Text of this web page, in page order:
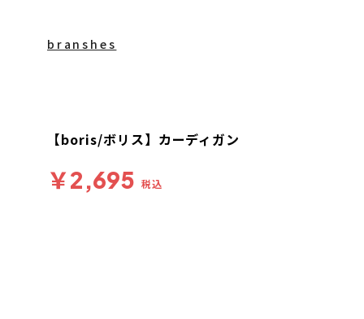
branshes
【boris/ボリス】カーディガン
￥2,695 税込